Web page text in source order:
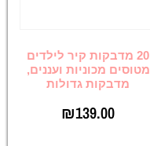
20 מדבקות קיר לילדים
מטוסים מכוניות ועננים,
מדבקות גדולות
₪139.00